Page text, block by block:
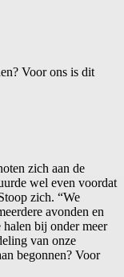
Voor ons is dit
zich aan de
wel even voordat
zich. “We
avonden en
bij onder meer
van onze
begonnen? Voor